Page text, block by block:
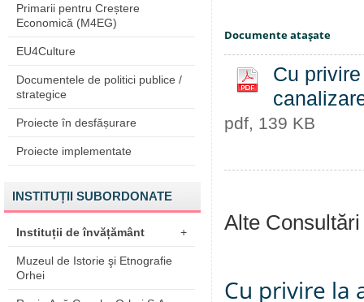
Primarii pentru Creștere
Economică (M4EG)
EU4Culture
Documentele de politici publice /
strategice
Proiecte în desfășurare
Proiecte implementate
INSTITUȚII SUBORDONATE
Instituții de învățământ +
Muzeul de Istorie şi Etnografie
Orhei
Documente ataşate
Cu
pdf, 139 KB
Alte
Cu privire la